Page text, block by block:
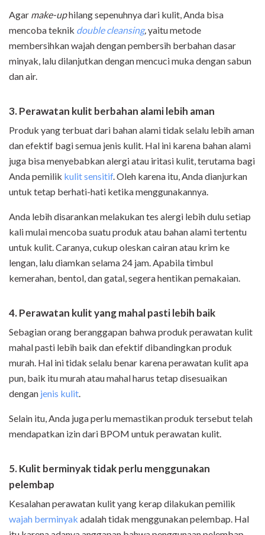
Agar make-uphilang sepenuhnya dari kulit, Anda bisa
mencoba teknik double cleansing,yaitu metode
membersihkan wajah dengan pembersih berbahan dasar
minyak, lalu dilanjutkan dengan mencuci muka dengan sabun
dan air.
3. Perawatan kulit berbahan alami lebih aman
Produk yang terbuat dari bahan alami tidak selalu lebih aman
dan efektif bagi semua jenis kulit. Hal ini karena bahan alami
juga bisa menyebabkan alergi atau iritasi kulit, terutama bagi
Anda pemilik kulit sensitif. Oleh karena itu, Anda dianjurkan
untuk tetap berhati-hati ketika menggunakannya.
Anda lebih disarankan melakukan tes alergi lebih dulu setiap
kali mulai mencoba suatu produk atau bahan alami tertentu
untuk kulit. Caranya, cukup oleskan cairan atau krim ke
lengan, lalu diamkan selama 24 jam. Apabila timbul
kemerahan, bentol, dan gatal, segera hentikan pemakaian.
4. Perawatan kulit yang mahal pasti lebih baik
Sebagian orang beranggapan bahwa produk perawatan kulit
mahal pasti lebih baik dan efektif dibandingkan produk
murah. Hal ini tidak selalu benar karena perawatan kulit apa
pun, baik itu murah atau mahal harus tetap disesuaikan
dengan jenis kulit.
Selain itu, Anda juga perlu memastikan produk tersebut telah
mendapatkan izin dari BPOM untuk perawatan kulit.
5. Kulit berminyak tidak perlu menggunakan
pelembap
Kesalahan perawatan kulit yang kerap dilakukan pemilik
wajah berminyak adalah tidak menggunakan pelembap. Hal